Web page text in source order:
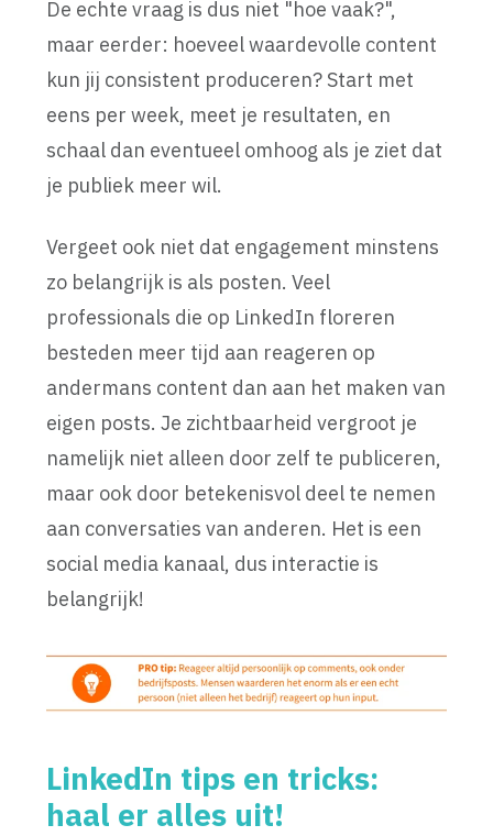
De echte vraag is dus niet "hoe vaak?",
maar eerder: hoeveel waardevolle content
kun jij consistent produceren? Start met
eens per week, meet je resultaten, en
schaal dan eventueel omhoog als je ziet dat
je publiek meer wil.
Vergeet ook niet dat engagement minstens
zo belangrijk is als posten. Veel
professionals die op LinkedIn floreren
besteden meer tijd aan reageren op
andermans content dan aan het maken van
eigen posts. Je zichtbaarheid vergroot je
namelijk niet alleen door zelf te publiceren,
maar ook door betekenisvol deel te nemen
aan conversaties van anderen. Het is een
social media kanaal, dus interactie is
belangrijk!
LinkedIn tips en tricks:
haal er alles uit!